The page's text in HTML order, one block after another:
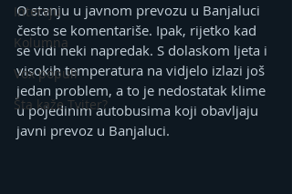
Intervju
Kolumna
Vox populi
Šta kaže Tviter?
O stanju u javnom prevozu u Banjaluci
često se komentariše. Ipak, rijetko kad
se vidi neki napredak. S dolaskom ljeta i
visokih temperatura na vidjelo izlazi još
jedan problem, a to je nedostatak klime
u pojedinim autobusima koji obavljaju
javni prevoz u Banjaluci.